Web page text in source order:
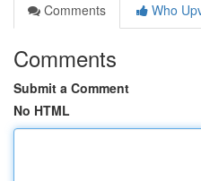
Comments
Who
Comments
Submit a Comment
No HTML